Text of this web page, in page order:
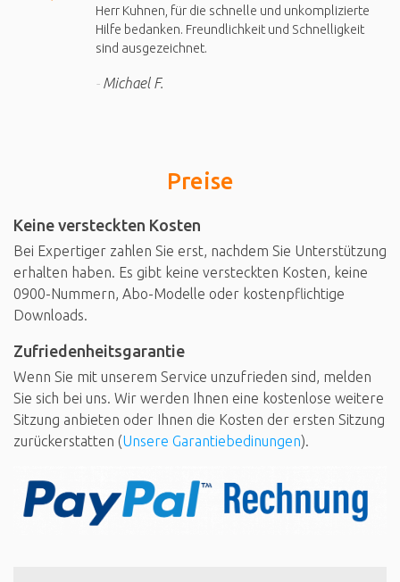
Herr Kuhnen, für die schnelle und unkomplizierte
Hilfe bedanken. Freundlichkeit und Schnelligkeit
sind ausgezeichnet.
Michael F.
Preise
Keine versteckten Kosten
Bei Expertiger zahlen Sie erst, nachdem Sie Unterstützung
erhalten haben. Es gibt keine versteckten Kosten, keine
0900-Nummern, Abo-Modelle oder kostenpflichtige
Downloads.
Zufriedenheitsgarantie
Wenn Sie mit unserem Service unzufrieden sind, melden
Sie sich bei uns. Wir werden Ihnen eine kostenlose weitere
Sitzung anbieten oder Ihnen die Kosten der ersten Sitzung
zurückerstatten (Unsere Garantiebedinungen).